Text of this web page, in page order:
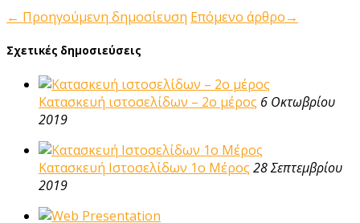
← Προηγούμενη δημοσίευση Επόμενο άρθρο→
Σχετικές δημοσιεύσεις
Κατασκευή ιστοσελίδων – 2ο μέρος 6 Οκτωβρίου
2019
Κατασκευή Ιστοσελίδων 1ο Μέρος 28 Σεπτεμβρίου
2019